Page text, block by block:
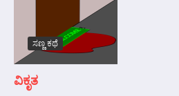
ಸಣ್ಣ ಕಥೆ
ವಿಕೃತ